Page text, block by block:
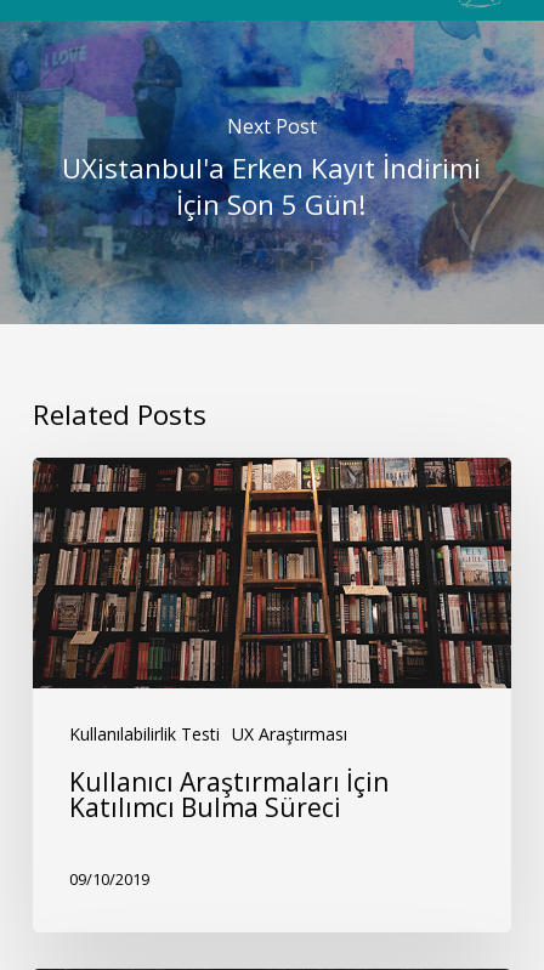
Next Post
UXistanbul'a Erken Kayıt İndirimi
İçin Son 5 Gün!
Related Posts
Kullanılabilirlik Testi UX Araştırması
Kullanıcı
Araştırmaları
İçin
Katılımcı
Bulma
Süreci
Kullanıcı Araştırmaları İçin
Katılımcı Bulma Süreci
09/10/2019